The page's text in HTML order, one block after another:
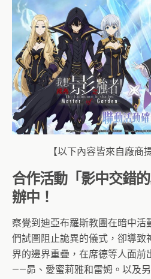
【以下內容皆來自廠商
合作活動「影中交錯
辦中！
察覺到迪亞布羅斯教團在暗中活
們試圖阻止詭異的儀式，卻導致
界的邊界重疊，在席德等人面前
——昴、愛蜜莉雅和雷姆。以及